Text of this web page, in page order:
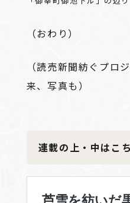
（おわり）
（読売新聞紡ぐプ
来、写真も）
連載の上・中はこ